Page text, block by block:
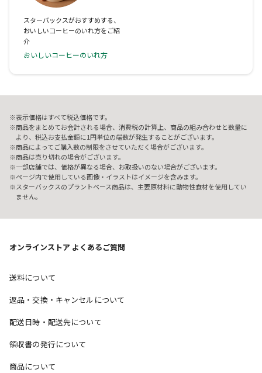
スターバックスがおすすめする、
おいしいコーヒーのいれ方をご紹
介
おいしいコーヒーのいれ方
表示価格はすべて税込価格です。
商品をまとめてお会計される場合、消費税の計算上、商品の組み合わせと数量に
より、税込お支払金額に1円単位の端数が発生することがございます。
商品によってご購入数の制限をさせていただく場合がございます。
商品は売り切れの場合がございます。
一部店舗では、価格が異なる場合、お取扱いのない場合がございます。
ページ内で使用している画像・イラストはイメージを含みます。
スターバックスのプラントベース商品は、主要原材料に動物性食材を使用してい
ません。
オンラインストア よくあるご質問
送料について
返品・交換・キャンセルについて
配送日時・配送先について
領収書の発行について
商品について